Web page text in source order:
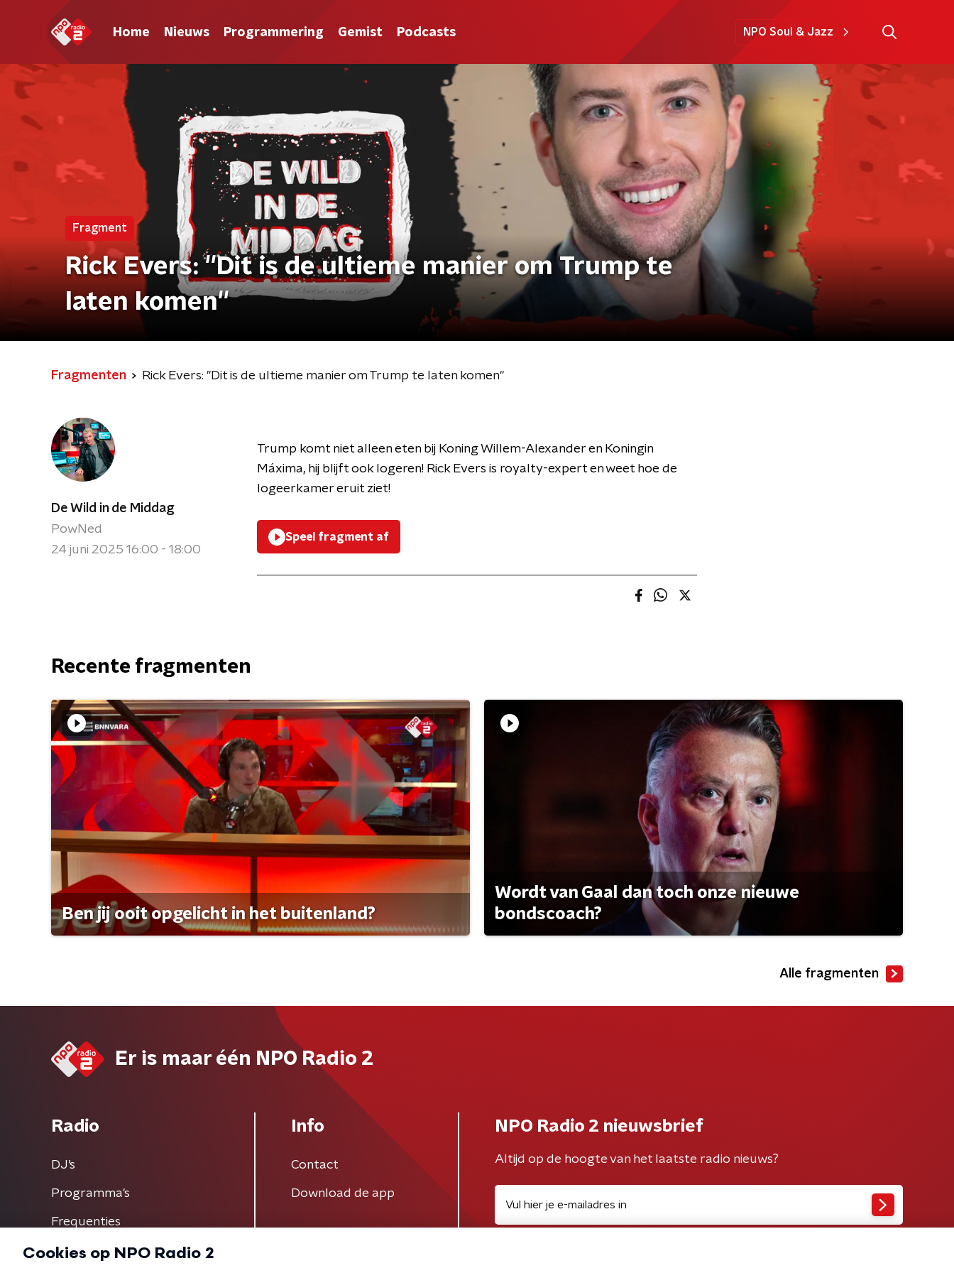
Home Nieuws Programmering Gemist Podcasts NPO Soul & Jazz
Fragment
Rick Evers: ''Dit is de ultieme manier om Trump te
laten komen''
Fragmenten Rick Evers: ''Dit is de ultieme manier om Trump te laten komen''
De Wild in de Middag
PowNed
24 juni 2025 16:00 - 18:00
Trump komt niet alleen eten bij Koning Willem-Alexander en Koningin
Máxima, hij blijft ook logeren! Rick Evers is royalty-expert en weet hoe de
logeerkamer eruit ziet!
Speel fragment af
Recente fragmenten
Ben jij ooit opgelicht in het buitenland?
Wordt van Gaal dan toch onze nieuwe
bondscoach?
Alle fragmenten
Er is maar één NPO Radio 2
Radio
DJ’s
Programma's
Frequenties
Info
Contact
Download de app
NPO Radio 2 nieuwsbrief
Altijd op de hoogte van het laatste radio nieuws?